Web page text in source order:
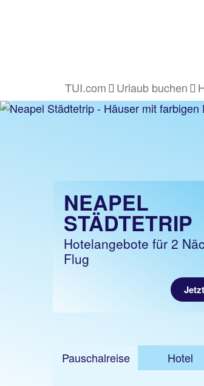
TUI.com Urlaub buchen
NEAPEL
STÄDTETRIP
Hotelangebote für 2
Flug
Pauschalreise Hotel